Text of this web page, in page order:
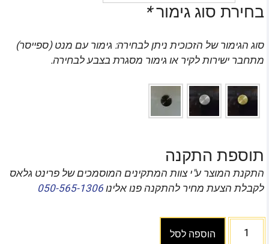
בחירת סוג גימור*
סוג הגימור של הזכוכית ניתן לבחירה: גימור עם מנט (ספייסר)
מתחבר ישירות לקיר או גימור מסגרת בצבע לבחירה.
תוספת התקנה
התקנת המוצר ע"י צוות המתקינים המוסמכים של פרינט גלאס
לקבלת הצעת מחיר להתקנה פנו אלינו050-565-1306
הוספה לסל